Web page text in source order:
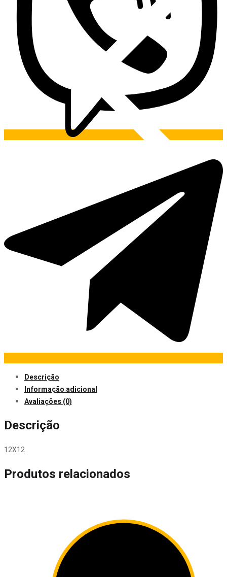
Descrição
Informação adicional
Avaliações (0)
Descrição
12X12
Produtos relacionados